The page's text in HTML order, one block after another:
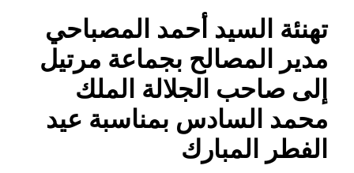
تهنئة السيد أحمد المصباحي
مدير المصالح بجماعة مرتيل
إلى صاحب الجلالة الملك
محمد السادس بمناسبة عيد
الفطر المبارك